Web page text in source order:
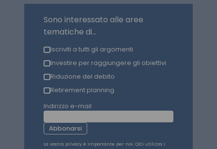
Sono interessato alle aree
tematiche di...
Iscriviti a tutti gli argomenti
Investire per raggiungere gli obiettivi
Riduzione del debito
Retirement planning
Indirizzo e-mail
Abbonarsi
La vostra privacy è importante per noi. QIO utilizza i